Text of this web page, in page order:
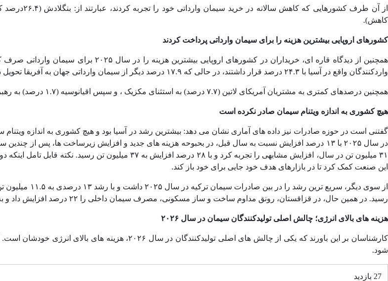
کاهش).
کشورهای اروپایی بیشترین هزینه را برای سیمان وارداتی پرداخت کردند
واردکنندگان واقع در آسیا با ۲۴.۳ درصد قرار داشتند، در حالی که ۱۷.۹ درصد دیگر از سیمان وارداتی جهان به آفریقا تحویل داده شد. آفریقا از ۱۶ درصد سیمان ارسالی به مشتریان آمریکای شمالی پیشی گرفت.
همچنین درصدهای کمتری به مشتریان آمریکای لاتین (۷.۷ درصد) به استثنای مکزیک ، و سپس اقیانوسیه (۱.۷ درصد) به رهبری استرالیا، پاپوآ گینه نو و فیجی اختصاص یافت.
هیچ کشوری به اندازه ویتنام سیمان صادر نکرده است
این صنعت کمک کرد تا در بازارهای هدف خود جایی برای خود باز کند.
رسید. در همین حال، در قزاقستان، رونق مداوم ساخت و ساز مسکونی، مصرف سیمان داخلی را ۲۲ درصد افزایش داد و به ۱۴.۵ میلیون تن رساند.
هزینه های بالای انرژی؛ چالش اصلی تولیدکنندگان سیمان در سال ۲۰۲۶
کارشناسان بر این باورند که یکی از چالش‌ های اصلی
شود.
27 بازدید